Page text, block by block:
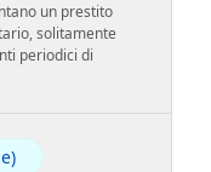
un prestito
solitamente
periodici di